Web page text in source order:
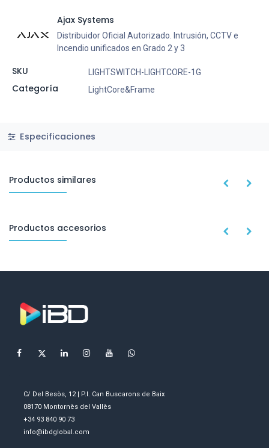
Ajax Systems
Distribuidor Oficial Autorizado. Intrusión, CCTV e
Incendio unificados en Grado 2 y 3
SKU LIGHTSWITCH-LIGHTCORE-1G
Categoría LightCore&Frame
Especificaciones
Productos similares
Productos accesorios
C/ Del Besòs, 12 | P.I. Can Buscarons de Baix
08170 Montornès del Vallès
+34 93 840 90 73
info@ibdglobal.com